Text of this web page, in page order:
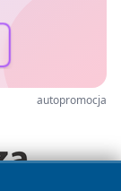
autopromocja